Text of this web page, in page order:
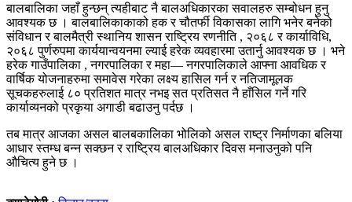
बालबालिका जहाँ हुन्छन् त्यहीबाट नै बालअधिकारका सवालहरु सम्बोधन हुनु
आवश्यक छ । बालबालिकाकाको हक र चौतर्फी विकासका लागि भनेर बनेको
संविधान र बालमैत्री स्थानिय शासन राष्ट्रिय रणनीति , २०६८ र कार्याविधि,
२०६८ पुर्णरुपमा कार्ययान्वयनमा ल्याई हरेक व्यवहारमा उतार्नु आवश्यक छ । भने
हरेक गाउँपालिका , नगरपालिका र महा— नगरपालिकाले आफ्ना आवधिक र
वार्षिक योजनाहरुमा समावेस गरेका लक्ष्य हासिल गर्न र नतिजामूलक
सूचकहरुलाई ८० प्रतिशत मात्र नभइ सत प्रतिसत नै हाँसिल गर्ने गरि
कार्याव्यनको प्रकृया अगाडी बढाउनु पर्दछ ।
तब मात्र आजका असल बालबकालिका भोलिको असल राष्ट्र निर्माणका बलिया
आधार स्तम्ध बन्न सक्छन र राष्ट्रिय बालअधिकार दिवस मनाउनुको पनि
औचित्य हुने छ ।